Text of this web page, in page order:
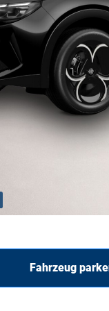
Fahrzeug